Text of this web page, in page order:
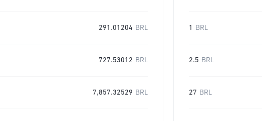
291.01204 BRL
727.53012 BRL
7,857.32529 BRL
1 BRL
2.5 BRL
27 BRL